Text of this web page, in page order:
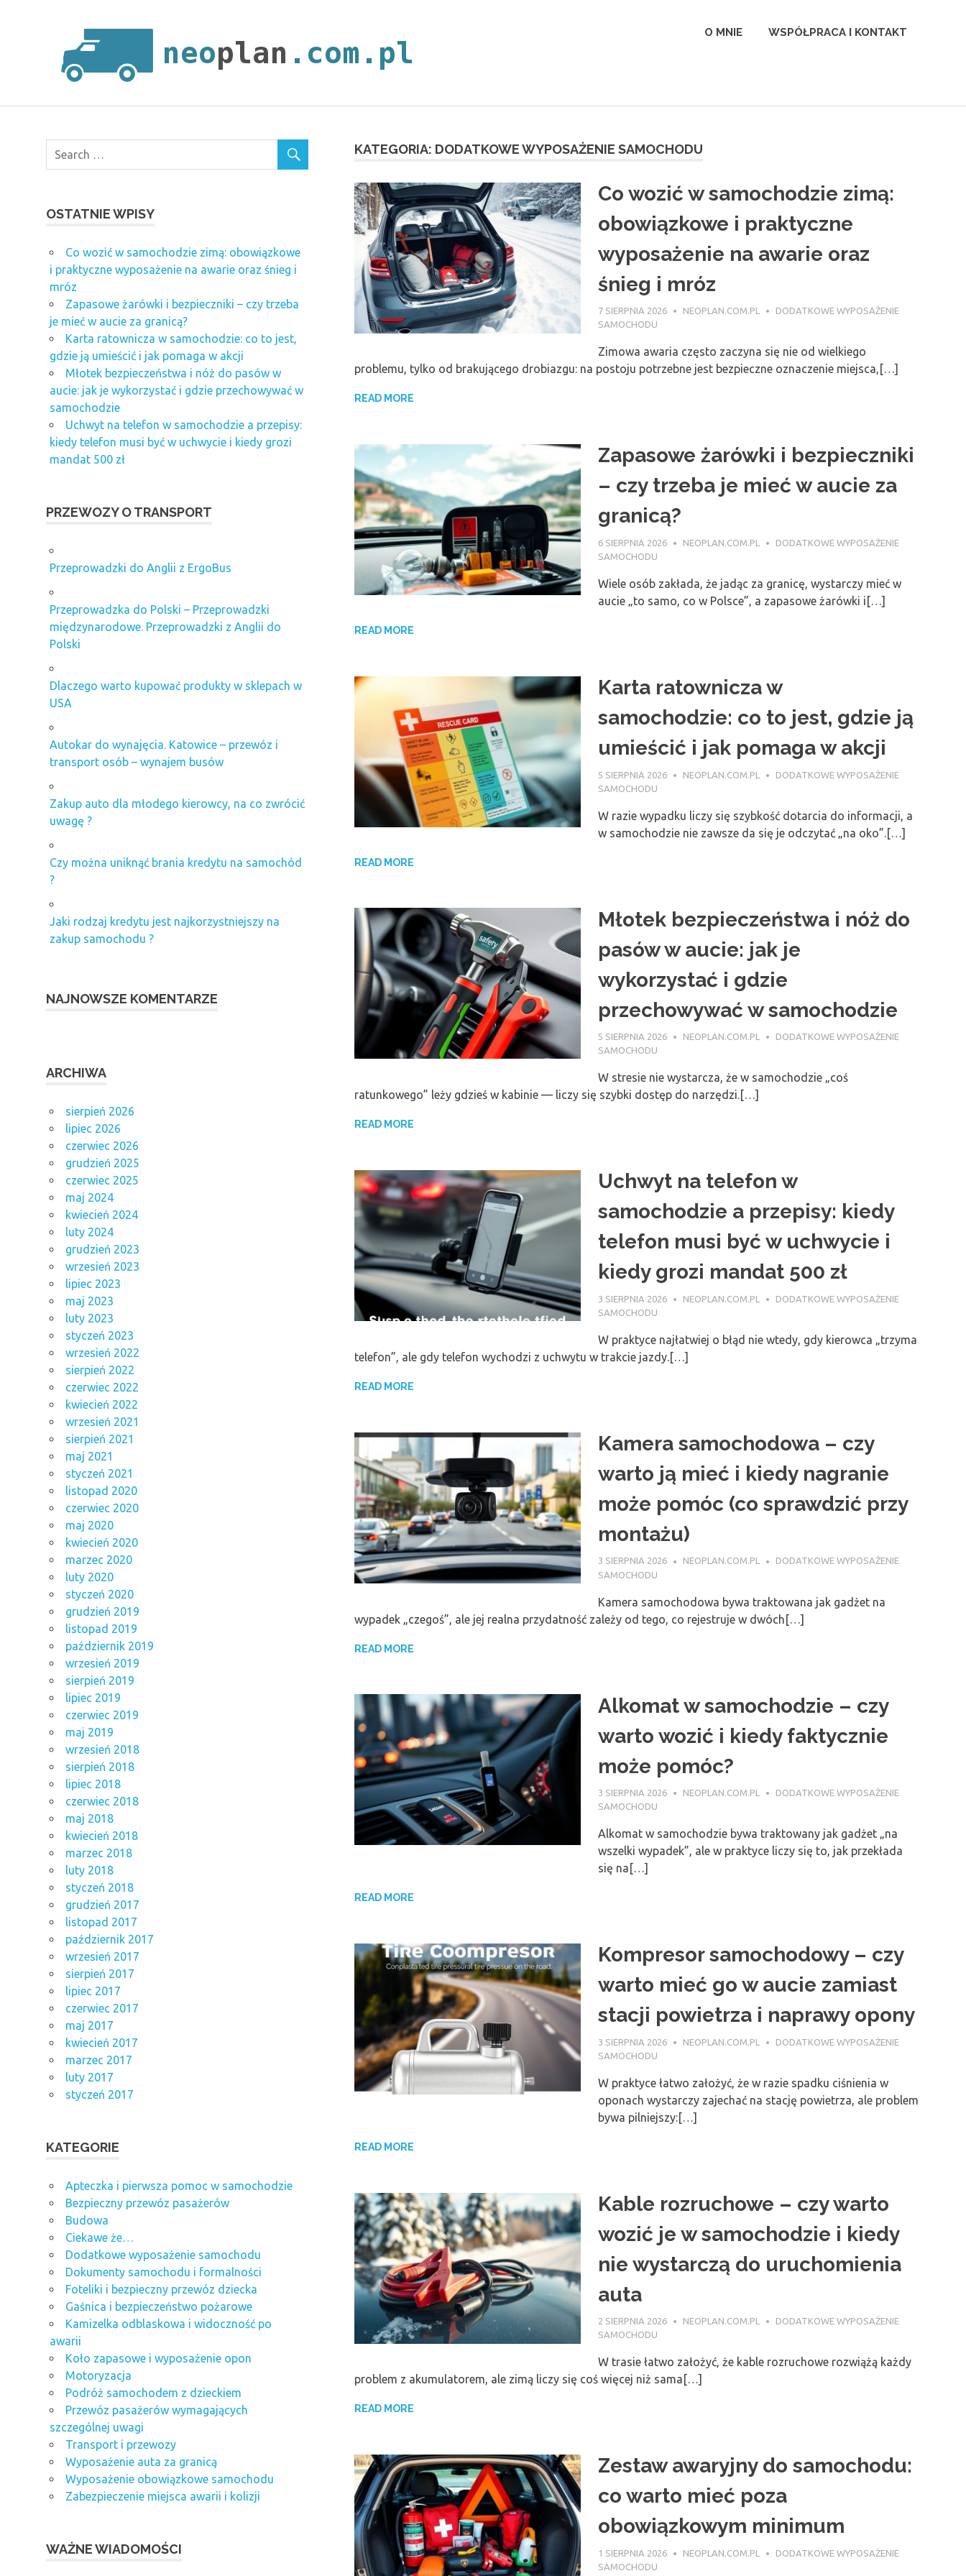
O MNIE WSPÓŁPRACA I KONTAKT
KATEGORIA: DODATKOWE WYPOSAŻENIE SAMOCHODU
Co wozić w samochodzie zimą:
obowiązkowe i praktyczne
wyposażenie na awarie oraz
śnieg i mróz
7 SIERPNIA 2026 NEOPLAN.COM.PL
DODATKOWE WYPOSAŻENIE
SAMOCHODU
Zimowa awaria często zaczyna się nie od wielkiego
problemu, tylko od brakującego drobiazgu: na postoju potrzebne jest bezpieczne oznaczenie miejsca,[…]
READ MORE
Zapasowe żarówki i bezpieczniki
– czy trzeba je mieć w aucie za
granicą?
6 SIERPNIA 2026 NEOPLAN.COM.PL
DODATKOWE WYPOSAŻENIE
SAMOCHODU
Wiele osób zakłada, że jadąc za granicę, wystarczy mieć w
aucie „to samo, co w Polsce”, a zapasowe żarówki i[…]
READ MORE
Karta ratownicza w
samochodzie: co to jest, gdzie ją
umieścić i jak pomaga w akcji
5 SIERPNIA 2026 NEOPLAN.COM.PL
DODATKOWE WYPOSAŻENIE
SAMOCHODU
W razie wypadku liczy się szybkość dotarcia do informacji, a
w samochodzie nie zawsze da się je odczytać „na oko”.[…]
READ MORE
Młotek bezpieczeństwa i nóż do
pasów w aucie: jak je
wykorzystać i gdzie
przechowywać w samochodzie
5 SIERPNIA 2026 NEOPLAN.COM.PL
DODATKOWE WYPOSAŻENIE
SAMOCHODU
W stresie nie wystarcza, że w samochodzie „coś
ratunkowego” leży gdzieś w kabinie — liczy się szybki dostęp do narzędzi.[…]
READ MORE
Uchwyt na telefon w
samochodzie a przepisy: kiedy
telefon musi być w uchwycie i
kiedy grozi mandat 500 zł
3 SIERPNIA 2026 NEOPLAN.COM.PL
DODATKOWE WYPOSAŻENIE
SAMOCHODU
W praktyce najłatwiej o błąd nie wtedy, gdy kierowca „trzyma
telefon”, ale gdy telefon wychodzi z uchwytu w trakcie jazdy.[…]
READ MORE
Kamera samochodowa – czy
warto ją mieć i kiedy nagranie
może pomóc (co sprawdzić przy
montażu)
3 SIERPNIA 2026 NEOPLAN.COM.PL
DODATKOWE WYPOSAŻENIE
SAMOCHODU
Kamera samochodowa bywa traktowana jak gadżet na
wypadek „czegoś”, ale jej realna przydatność zależy od tego, co rejestruje w dwóch[…]
READ MORE
Alkomat w samochodzie – czy
warto wozić i kiedy faktycznie
może pomóc?
3 SIERPNIA 2026 NEOPLAN.COM.PL
DODATKOWE WYPOSAŻENIE
SAMOCHODU
Alkomat w samochodzie bywa traktowany jak gadżet „na
wszelki wypadek”, ale w praktyce liczy się to, jak przekłada
się na[…]
READ MORE
Kompresor samochodowy – czy
warto mieć go w aucie zamiast
stacji powietrza i naprawy opony
3 SIERPNIA 2026 NEOPLAN.COM.PL
DODATKOWE WYPOSAŻENIE
SAMOCHODU
W praktyce łatwo założyć, że w razie spadku ciśnienia w
oponach wystarczy zajechać na stację powietrza, ale problem
bywa pilniejszy:[…]
READ MORE
Kable rozruchowe – czy warto
wozić je w samochodzie i kiedy
nie wystarczą do uruchomienia
auta
2 SIERPNIA 2026 NEOPLAN.COM.PL
DODATKOWE WYPOSAŻENIE
SAMOCHODU
W trasie łatwo założyć, że kable rozruchowe rozwiążą każdy
problem z akumulatorem, ale zimą liczy się coś więcej niż sama[…]
READ MORE
Zestaw awaryjny do samochodu:
co warto mieć poza
obowiązkowym minimum
1 SIERPNIA 2026 NEOPLAN.COM.PL
DODATKOWE WYPOSAŻENIE
SAMOCHODU
OSTATNIE WPISY
Co wozić w samochodzie zimą: obowiązkowe
i praktyczne wyposażenie na awarie oraz śnieg i
mróz
Zapasowe żarówki i bezpieczniki – czy trzeba
je mieć w aucie za granicą?
Karta ratownicza w samochodzie: co to jest,
gdzie ją umieścić i jak pomaga w akcji
Młotek bezpieczeństwa i nóż do pasów w
aucie: jak je wykorzystać i gdzie przechowywać w
samochodzie
Uchwyt na telefon w samochodzie a przepisy:
kiedy telefon musi być w uchwycie i kiedy grozi
mandat 500 zł
PRZEWOZY O TRANSPORT
Przeprowadzki do Anglii z ErgoBus
Przeprowadzka do Polski – Przeprowadzki
międzynarodowe. Przeprowadzki z Anglii do
Polski
Dlaczego warto kupować produkty w sklepach w
USA
Autokar do wynajęcia. Katowice – przewóz i
transport osób – wynajem busów
Zakup auto dla młodego kierowcy, na co zwrócić
uwagę ?
Czy można uniknąć brania kredytu na samochód
?
Jaki rodzaj kredytu jest najkorzystniejszy na
zakup samochodu ?
NAJNOWSZE KOMENTARZE
ARCHIWA
sierpień 2026
lipiec 2026
czerwiec 2026
grudzień 2025
czerwiec 2025
maj 2024
kwiecień 2024
luty 2024
grudzień 2023
wrzesień 2023
lipiec 2023
maj 2023
luty 2023
styczeń 2023
wrzesień 2022
sierpień 2022
czerwiec 2022
kwiecień 2022
wrzesień 2021
sierpień 2021
maj 2021
styczeń 2021
listopad 2020
czerwiec 2020
maj 2020
kwiecień 2020
marzec 2020
luty 2020
styczeń 2020
grudzień 2019
listopad 2019
październik 2019
wrzesień 2019
sierpień 2019
lipiec 2019
czerwiec 2019
maj 2019
wrzesień 2018
sierpień 2018
lipiec 2018
czerwiec 2018
maj 2018
kwiecień 2018
marzec 2018
luty 2018
styczeń 2018
grudzień 2017
listopad 2017
październik 2017
wrzesień 2017
sierpień 2017
lipiec 2017
czerwiec 2017
maj 2017
kwiecień 2017
marzec 2017
luty 2017
styczeń 2017
KATEGORIE
Apteczka i pierwsza pomoc w samochodzie
Bezpieczny przewóz pasażerów
Budowa
Ciekawe że…
Dodatkowe wyposażenie samochodu
Dokumenty samochodu i formalności
Foteliki i bezpieczny przewóz dziecka
Gaśnica i bezpieczeństwo pożarowe
Kamizelka odblaskowa i widoczność po
awarii
Koło zapasowe i wyposażenie opon
Motoryzacja
Podróż samochodem z dzieckiem
Przewóz pasażerów wymagających
szczególnej uwagi
Transport i przewozy
Wyposażenie auta za granicą
Wyposażenie obowiązkowe samochodu
Zabezpieczenie miejsca awarii i kolizji
WAŻNE WIADOMOŚCI